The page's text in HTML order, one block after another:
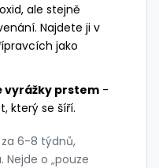
ale stejně
Najdete ji v
jako
vyrážky prstem -
který se šíří.
6-8 týdnů,
o „pouze